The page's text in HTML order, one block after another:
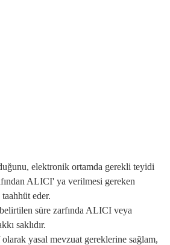
elektronik ortamda gerekli teyidi
ALICI' ya verilmesi gereken
eder.
süre zarfında ALICI veya
saklıdır.
yasal mevzuat gereklerine sağlam,